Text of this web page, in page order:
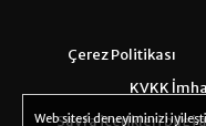
Çerez Politikası
KVKK
Sayfa içerikleri bilgi
Web sitesi deneyiminizi